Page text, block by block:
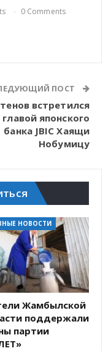
0 Comments
ПОСТ
встретился
главой японского
банка JBIC Хаящи
Нобумицу
НОВОСТИ
Жамбылской
поддержали
партии